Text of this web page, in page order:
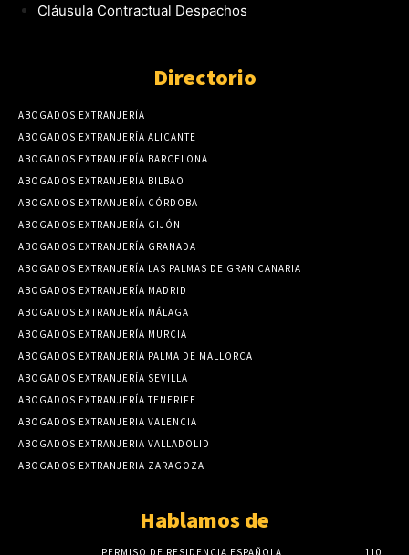
Cláusula Contractual Despachos
Directorio
ABOGADOS EXTRANJERÍA
ABOGADOS EXTRANJERÍA ALICANTE
ABOGADOS EXTRANJERÍA BARCELONA
ABOGADOS EXTRANJERIA BILBAO
ABOGADOS EXTRANJERÍA CÓRDOBA
ABOGADOS EXTRANJERÍA GIJÓN
ABOGADOS EXTRANJERÍA GRANADA
ABOGADOS EXTRANJERÍA LAS PALMAS DE GRAN CANARIA
ABOGADOS EXTRANJERÍA MADRID
ABOGADOS EXTRANJERÍA MÁLAGA
ABOGADOS EXTRANJERÍA MURCIA
ABOGADOS EXTRANJERÍA PALMA DE MALLORCA
ABOGADOS EXTRANJERÍA SEVILLA
ABOGADOS EXTRANJERÍA TENERIFE
ABOGADOS EXTRANJERIA VALENCIA
ABOGADOS EXTRANJERIA VALLADOLID
ABOGADOS EXTRANJERIA ZARAGOZA
Hablamos de